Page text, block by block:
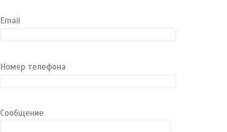
Email
Номер телефона
Сообщение